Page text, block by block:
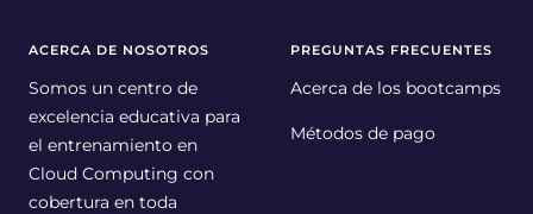
ACERCA DE NOSOTROS
Somos un centro de
excelencia educativa para
el entrenamiento en
Cloud Computing con
cobertura en toda
PREGUNTAS FRECUENTES
Acerca de los bootcamps
Métodos de pago